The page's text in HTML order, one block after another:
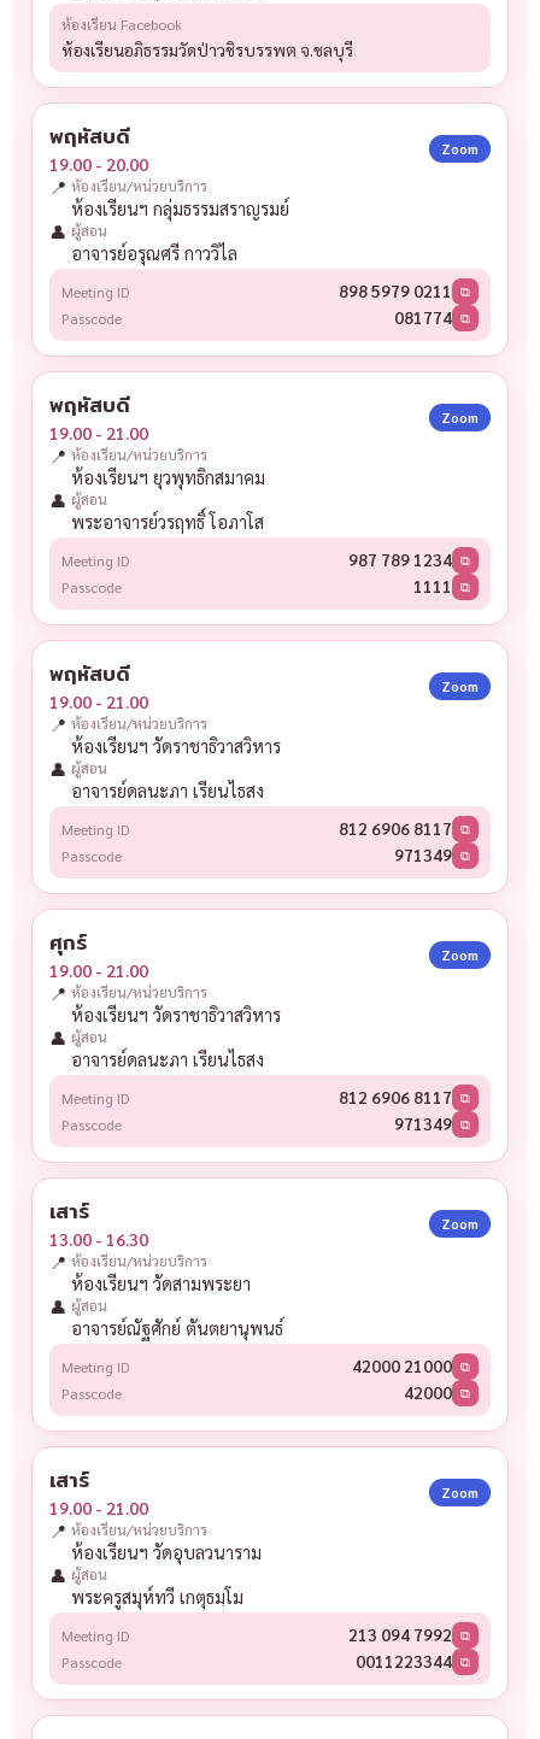
ห้องเรียน Facebook
ห้องเรียนอภิธรรมวัดป่าวชิรบรรพต จ.ชลบุรี
พฤหัสบดี
19.00 - 20.00
Zoom
📍 ห้องเรียน/หน่วยบริการ
ห้องเรียนฯ กลุ่มธรรมสราญรมย์
👤 ผู้สอน
อาจารย์อรุณศรี กาววิไล
Meeting ID 898 5979 0211 ⧉
Passcode 081774 ⧉
พฤหัสบดี
19.00 - 21.00
Zoom
📍 ห้องเรียน/หน่วยบริการ
ห้องเรียนฯ ยุวพุทธิกสมาคม
👤 ผู้สอน
พระอาจารย์วรฤทธิ์ โอภาโส
Meeting ID 987 789 1234 ⧉
Passcode 1111 ⧉
พฤหัสบดี
19.00 - 21.00
Zoom
📍 ห้องเรียน/หน่วยบริการ
ห้องเรียนฯ วัดราชาธิวาสวิหาร
👤 ผู้สอน
อาจารย์ดลนะภา เรียนไธสง
Meeting ID 812 6906 8117 ⧉
Passcode 971349 ⧉
ศุกร์
19.00 - 21.00
Zoom
📍 ห้องเรียน/หน่วยบริการ
ห้องเรียนฯ วัดราชาธิวาสวิหาร
👤 ผู้สอน
อาจารย์ดลนะภา เรียนไธสง
Meeting ID 812 6906 8117 ⧉
Passcode 971349 ⧉
เสาร์
13.00 - 16.30
Zoom
📍 ห้องเรียน/หน่วยบริการ
ห้องเรียนฯ วัดสามพระยา
👤 ผู้สอน
อาจารย์ณัฐศักย์ ตันตยานุพนธ์
Meeting ID 42000 21000 ⧉
Passcode 42000 ⧉
เสาร์
19.00 - 21.00
Zoom
📍 ห้องเรียน/หน่วยบริการ
ห้องเรียนฯ วัดอุบลวนาราม
👤 ผู้สอน
พระครูสมุห์ทวี เกตุธมฺโม
Meeting ID 213 094 7992 ⧉
Passcode 0011223344 ⧉